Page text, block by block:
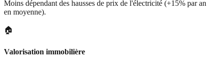
Moins dépendant des hausses de prix de l'électricité (+15% par an
en moyenne).
🏠
Valorisation immobilière